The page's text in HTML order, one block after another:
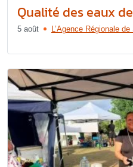
Qualité des eaux
5 août L’Agence Régionale